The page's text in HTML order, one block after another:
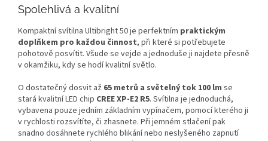
Spolehlivá a kvalitní
Kompaktní svítilna Ultibright 50 je perfektním praktickým
doplňkem pro každou činnost, při které si potřebujete
pohotově posvítit. Všude se vejde a jednoduše ji najdete přesně
v okamžiku, kdy se hodí kvalitní světlo.
O dostatečný dosvit až 65 metrů a světelný tok 100 lm se
stará kvalitní LED chip CREE XP-E2 R5. Svítilna je jednoduchá,
vybavena pouze jedním základním vypínačem, pomocí kterého ji
v rychlosti rozsvítíte, či zhasnete. Při jemném stlačení pak
snadno dosáhnete rychlého blikání nebo neslyšeného zapnutí